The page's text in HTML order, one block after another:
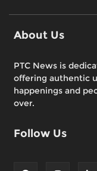
About Us
PTC News is
offering authentic
happenings and
over.
Follow Us